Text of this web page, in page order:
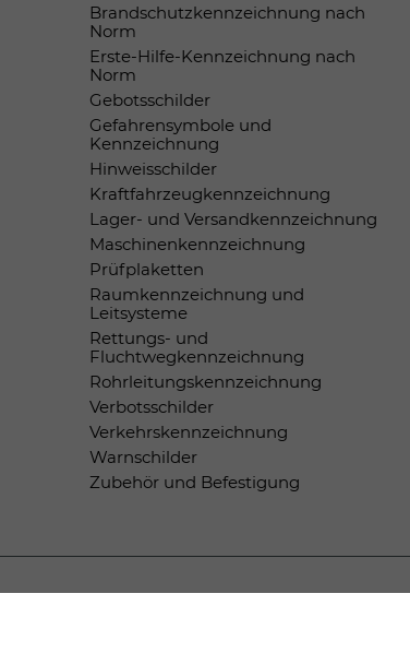
Brandschutzkennzeichnung nach
Norm
Erste-Hilfe-Kennzeichnung nach
Norm
Gebotsschilder
Gefahrensymbole und
Kennzeichnung
Hinweisschilder
Kraftfahrzeugkennzeichnung
Lager- und Versandkennzeichnung
Maschinenkennzeichnung
Prüfplaketten
Raumkennzeichnung und
Leitsysteme
Rettungs- und
Fluchtwegkennzeichnung
Rohrleitungskennzeichnung
Verbotsschilder
Verkehrskennzeichnung
Warnschilder
Zubehör und Befestigung